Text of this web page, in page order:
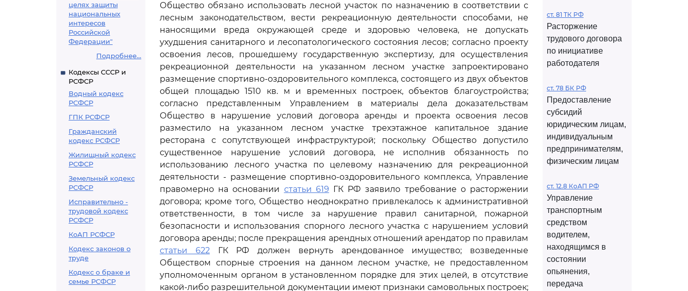
целях защиты
национальных
интересов
Российской
Федерации"
Подробнее...
Кодексы СССР и
РСФСР
Водный кодекс
РСФСР
ГПК РСФСР
Гражданский
кодекс РСФСР
Жилищный кодекс
РСФСР
Земельный кодекс
РСФСР
Исправительно -
трудовой кодекс
РСФСР
КоАП РСФСР
Кодекс законов о
труде
Кодекс о браке и
семье РСФСР
Общество обязано использовать лесной участок по назначению в соответствии с
лесным законодательством, вести рекреационную деятельности способами, не
наносящими вреда окружающей среде и здоровью человека, не допускать
ухудшения санитарного и лесопатологического состояния лесов; согласно проекту
освоения лесов, прошедшему государственную экспертизу, для осуществления
рекреационной деятельности на указанном лесном участке запроектировано
размещение спортивно-оздоровительного комплекса, состоящего из двух объектов
общей площадью 1510 кв. м и временных построек, объектов благоустройства;
согласно представленным Управлением в материалы дела доказательствам
Общество в нарушение условий договора аренды и проекта освоения лесов
разместило на указанном лесном участке трехэтажное капитальное здание
ресторана с сопутствующей инфраструктурой; поскольку Общество допустило
существенное нарушение условий договора, не исполнив обязанность по
использованию лесного участка по целевому назначению для рекреационной
деятельности - размещение спортивно-оздоровительного комплекса, Управление
правомерно на основании статьи 619 ГК РФ заявило требование о расторжении
договора; кроме того, Общество неоднократно привлекалось к административной
ответственности, в том числе за нарушение правил санитарной, пожарной
безопасности и использования спорного лесного участка с нарушением условий
договора аренды; после прекращения арендных отношений арендатор по правилам
статьи 622ГК РФ должен вернуть арендованное имущество; возведенные
Обществом спорные строения на данном лесном участке, не предоставленном
уполномоченным органом в установленном порядке для этих целей, в отсутствие
какой-либо разрешительной документации имеют признаки самовольных построек;
ст. 81 ТК РФ
Расторжение
трудового договора
по инициативе
работодателя
ст. 78 БК РФ
Предоставление
субсидий
юридическим лицам,
индивидуальным
предпринимателям,
физическим лицам
ст. 12.8 КоАП РФ
Управление
транспортным
средством
водителем,
находящимся в
состоянии
опьянения,
передача